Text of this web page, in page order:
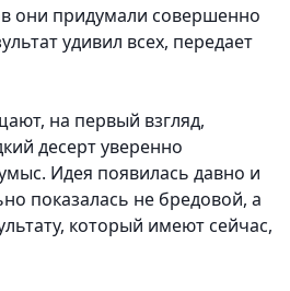
они придумали совершенно
удивил всех, передает
на первый взгляд,
десерт уверенно
Идея появилась давно и
показалась не бредовой, а
который имеют сейчас,